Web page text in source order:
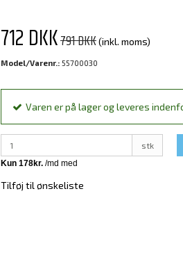
712 DKK791 DKK(inkl. moms)
Model/Varenr.: 55700030
Varen er på lager og leveres
stk
Tilføj til ønskeliste